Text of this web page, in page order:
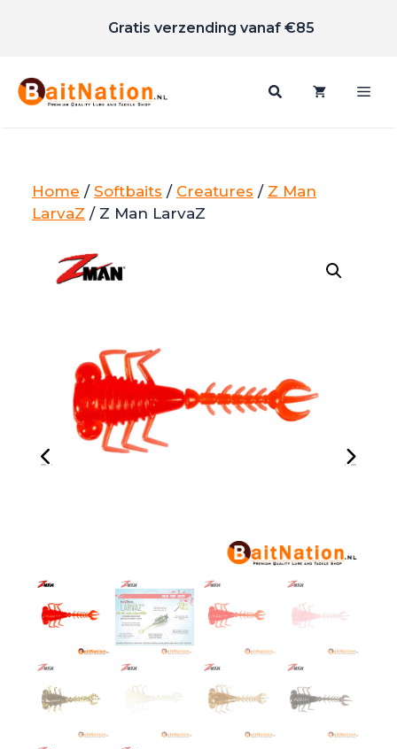
inhoud
Gratis verzending vanaf €85
Home / Softbaits / Creatures / Z Man
LarvaZ / Z Man LarvaZ